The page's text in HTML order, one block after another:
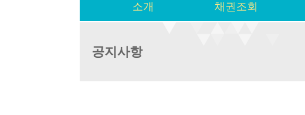
소개 채권조회
공지사항